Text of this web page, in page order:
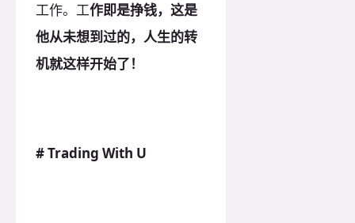
工作。工作即是挣钱，这是
他从未想到过的，人生的转
机就这样开始了！
# Trading With U